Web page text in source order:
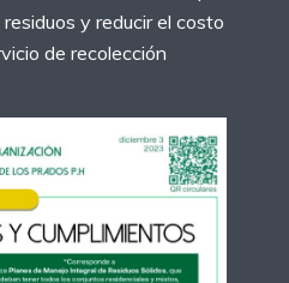
y reducir el costo
de recolección